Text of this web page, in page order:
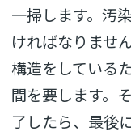
一掃します。汚
ければなりませ
構造をしている
間を要します。
了したら、最後